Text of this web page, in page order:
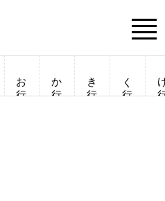
Menu
お行 か行 き行 く行